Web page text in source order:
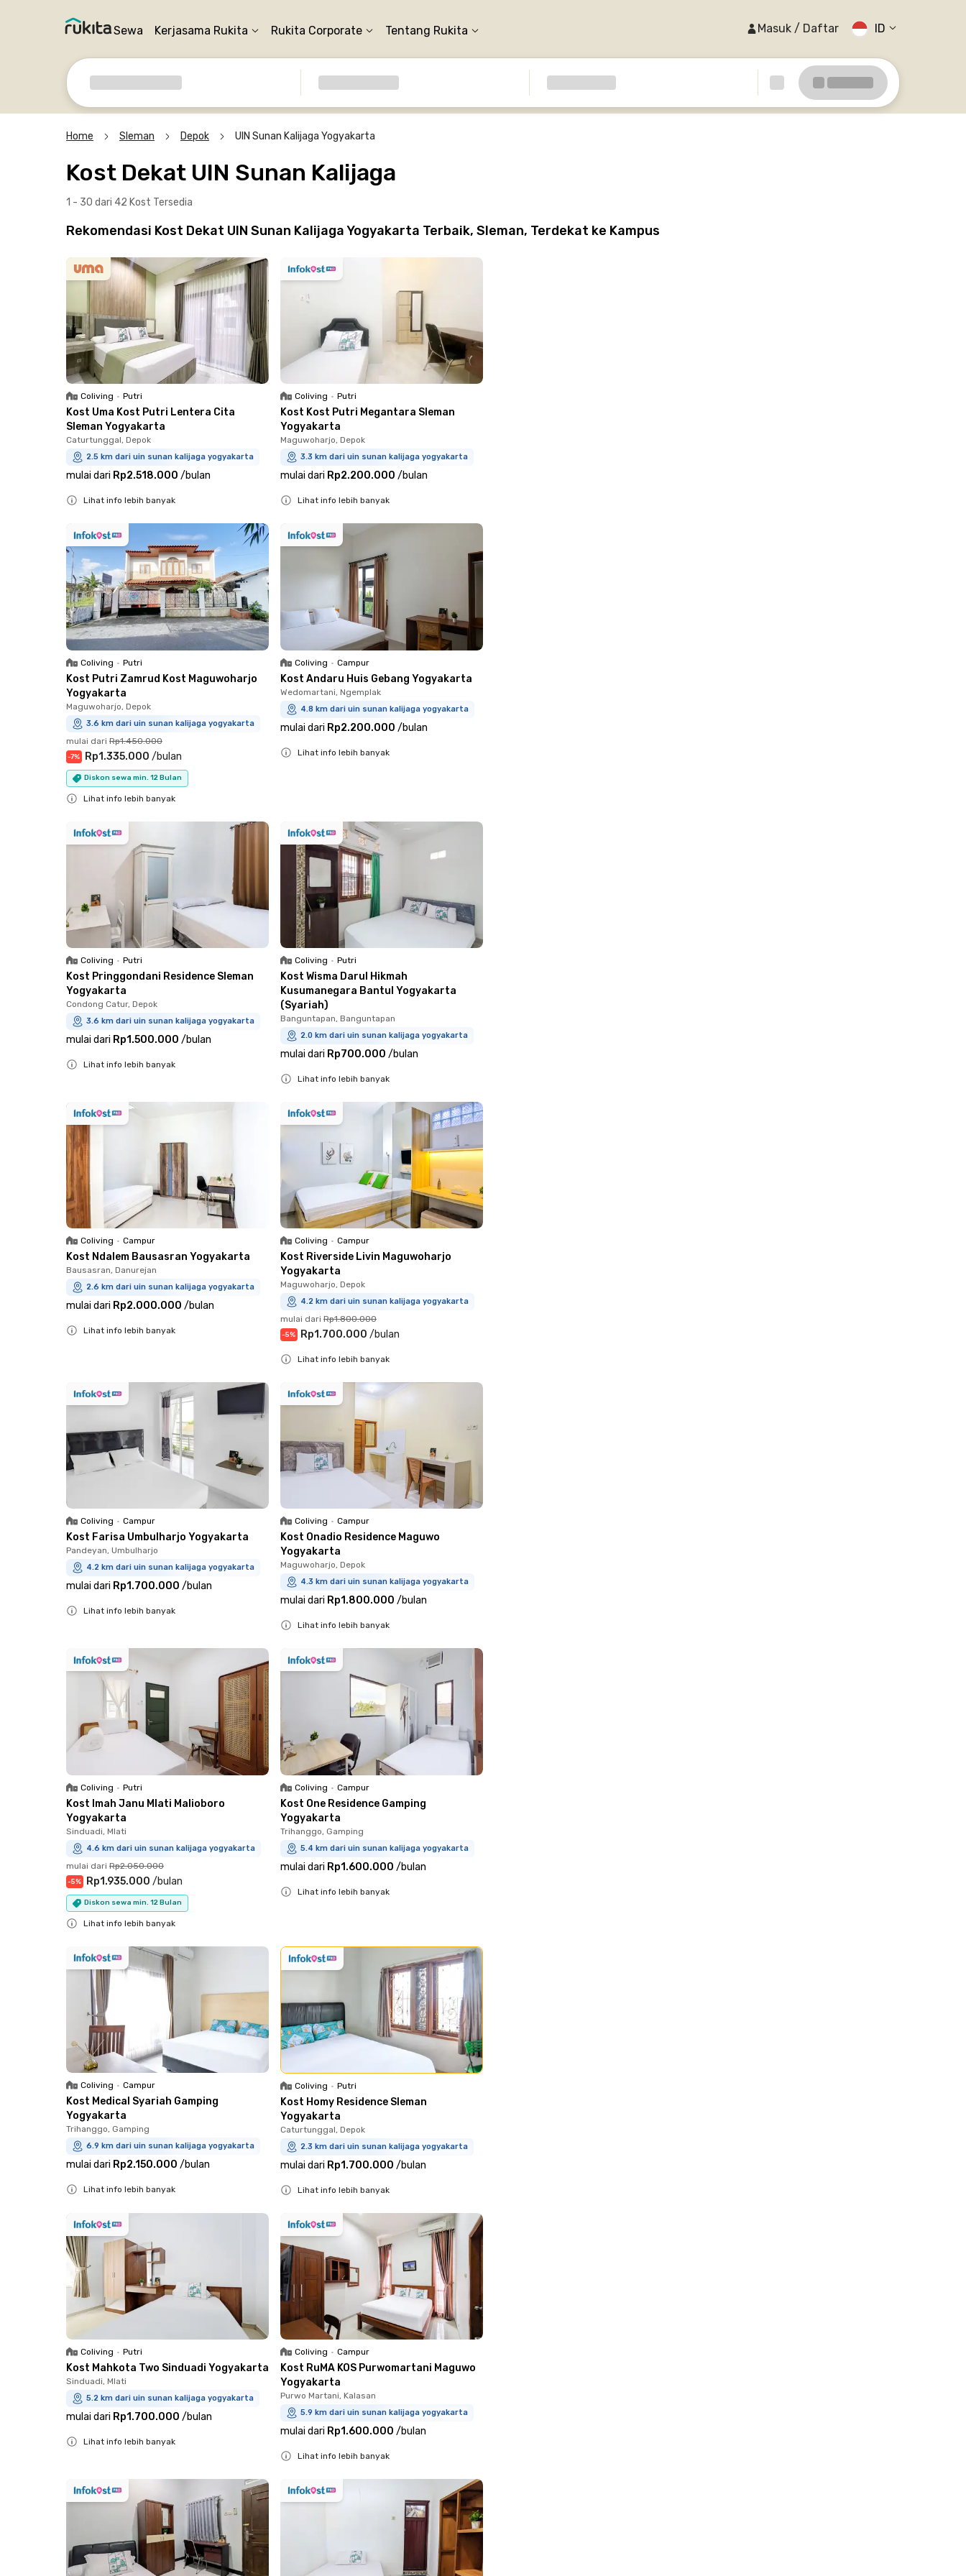
Sewa Kerjasama Rukita Rukita Corporate Tentang Rukita Masuk / Daftar ID
Home Sleman Depok UIN Sunan Kalijaga Yogyakarta
Kost Dekat UIN Sunan Kalijaga
1 - 30 dari 42 Kost Tersedia
Rekomendasi Kost Dekat UIN Sunan Kalijaga Yogyakarta Terbaik, Sleman, Terdekat ke Kampus
Coliving • Putri
Kost Uma Kost Putri Lentera Cita
Sleman Yogyakarta
Caturtunggal, Depok
2.5 km dari uin sunan kalijaga yogyakarta
mulai dari Rp2.518.000 /bulan
Lihat info lebih banyak
Coliving • Putri
Kost Kost Putri Megantara Sleman
Yogyakarta
Maguwoharjo, Depok
3.3 km dari uin sunan kalijaga yogyakarta
mulai dari Rp2.200.000 /bulan
Lihat info lebih banyak
Coliving • Putri
Kost Putri Zamrud Kost Maguwoharjo
Yogyakarta
Maguwoharjo, Depok
3.6 km dari uin sunan kalijaga yogyakarta
mulai dari Rp1.450.000
-7% Rp1.335.000 /bulan
Diskon sewa min. 12 Bulan
Lihat info lebih banyak
Coliving • Campur
Kost Andaru Huis Gebang Yogyakarta
Wedomartani, Ngemplak
4.8 km dari uin sunan kalijaga yogyakarta
mulai dari Rp2.200.000 /bulan
Lihat info lebih banyak
Coliving • Putri
Kost Pringgondani Residence Sleman
Yogyakarta
Condong Catur, Depok
3.6 km dari uin sunan kalijaga yogyakarta
mulai dari Rp1.500.000 /bulan
Lihat info lebih banyak
Coliving • Putri
Kost Wisma Darul Hikmah
Kusumanegara Bantul Yogyakarta
(Syariah)
Banguntapan, Banguntapan
2.0 km dari uin sunan kalijaga yogyakarta
mulai dari Rp700.000 /bulan
Lihat info lebih banyak
Coliving • Campur
Kost Ndalem Bausasran Yogyakarta
Bausasran, Danurejan
2.6 km dari uin sunan kalijaga yogyakarta
mulai dari Rp2.000.000 /bulan
Lihat info lebih banyak
Coliving • Campur
Kost Riverside Livin Maguwoharjo
Yogyakarta
Maguwoharjo, Depok
4.2 km dari uin sunan kalijaga yogyakarta
mulai dari Rp1.800.000
-5% Rp1.700.000 /bulan
Lihat info lebih banyak
Coliving • Campur
Kost Farisa Umbulharjo Yogyakarta
Pandeyan, Umbulharjo
4.2 km dari uin sunan kalijaga yogyakarta
mulai dari Rp1.700.000 /bulan
Lihat info lebih banyak
Coliving • Campur
Kost Onadio Residence Maguwo
Yogyakarta
Maguwoharjo, Depok
4.3 km dari uin sunan kalijaga yogyakarta
mulai dari Rp1.800.000 /bulan
Lihat info lebih banyak
Coliving • Putri
Kost Imah Janu Mlati Malioboro
Yogyakarta
Sinduadi, Mlati
4.6 km dari uin sunan kalijaga yogyakarta
mulai dari Rp2.050.000
-5% Rp1.935.000 /bulan
Diskon sewa min. 12 Bulan
Lihat info lebih banyak
Coliving • Campur
Kost One Residence Gamping
Yogyakarta
Trihanggo, Gamping
5.4 km dari uin sunan kalijaga yogyakarta
mulai dari Rp1.600.000 /bulan
Lihat info lebih banyak
Coliving • Campur
Kost Medical Syariah Gamping
Yogyakarta
Trihanggo, Gamping
6.9 km dari uin sunan kalijaga yogyakarta
mulai dari Rp2.150.000 /bulan
Lihat info lebih banyak
Coliving • Putri
Kost Homy Residence Sleman
Yogyakarta
Caturtunggal, Depok
2.3 km dari uin sunan kalijaga yogyakarta
mulai dari Rp1.700.000 /bulan
Lihat info lebih banyak
Coliving • Putri
Kost Mahkota Two Sinduadi Yogyakarta
Sinduadi, Mlati
5.2 km dari uin sunan kalijaga yogyakarta
mulai dari Rp1.700.000 /bulan
Lihat info lebih banyak
Coliving • Campur
Kost RuMA KOS Purwomartani Maguwo
Yogyakarta
Purwo Martani, Kalasan
5.9 km dari uin sunan kalijaga yogyakarta
mulai dari Rp1.600.000 /bulan
Lihat info lebih banyak